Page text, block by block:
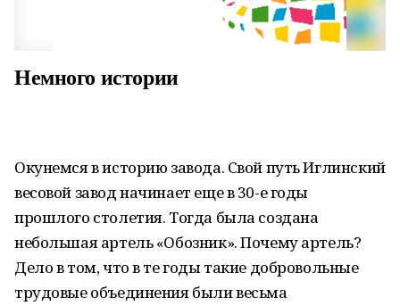
Немного истории
Окунемся в историю завода. Свой путь Иглинский
весовой завод начинает еще в 30-е годы
прошлого столетия. Тогда была создана
небольшая артель «Обозник». Почему артель?
Дело в том, что в те годы такие добровольные
трудовые объединения были весьма